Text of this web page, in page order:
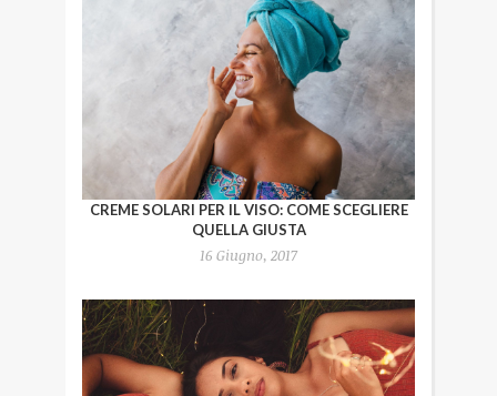
CREME SOLARI PER IL VISO: COME SCEGLIERE
QUELLA GIUSTA
16 Giugno, 2017